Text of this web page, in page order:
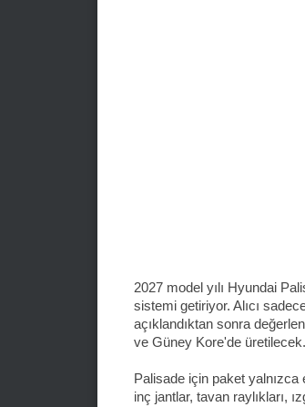
2027 model yılı Hyundai
sistemi getiriyor. Alıcı
açıklandıktan sonra
ve Güney Kore'de üretilecek.
Palisade için paket
inç jantlar, tavan raylıkları,